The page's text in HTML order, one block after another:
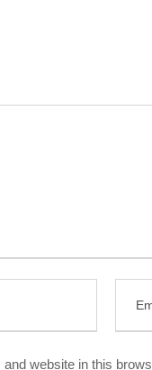
website in this